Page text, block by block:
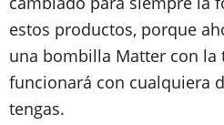
estos productos, porque
una bombilla Matter con
funcionará con cualquiera
tengas.